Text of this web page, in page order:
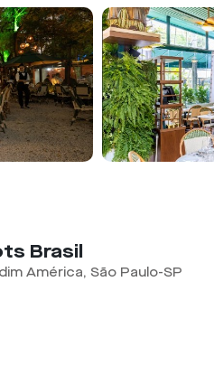
Brasil
América, São Paulo-SP